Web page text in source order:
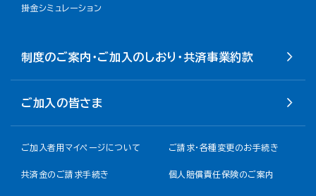
掛金シミュレーション
制度のご案内・ご加入のしおり・共済事業約款
ご加入の皆さま
ご加入者用マイページについて ご請求・各種変更のお手続き
共済金のご請求手続き 個人賠償責任保険のご案内